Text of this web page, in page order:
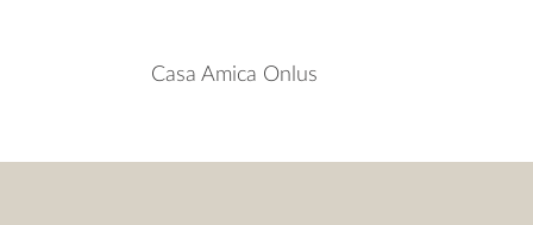
Casa Amica Onlus